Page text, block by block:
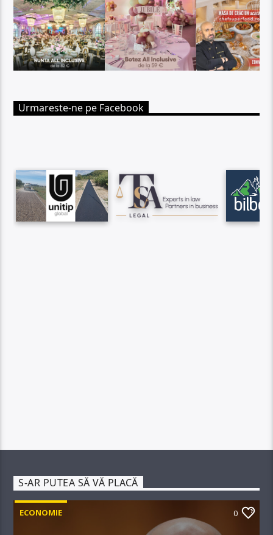
Urmareste-ne pe Facebook
S-AR PUTEA SĂ VĂ PLACĂ
ECONOMIE 0